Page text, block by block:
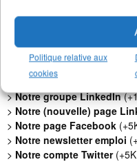
Politique relative aux
cookies
Pour qu'Un Job dans la Pub
de rester 100% gratuit +
Suivez l'actualité de
communication sur :
>Notre groupe LinkedIn
> Notre (nouvelle) page
> Notre page Facebook
> Notre newsletter emploi
> Notre compte Twitter